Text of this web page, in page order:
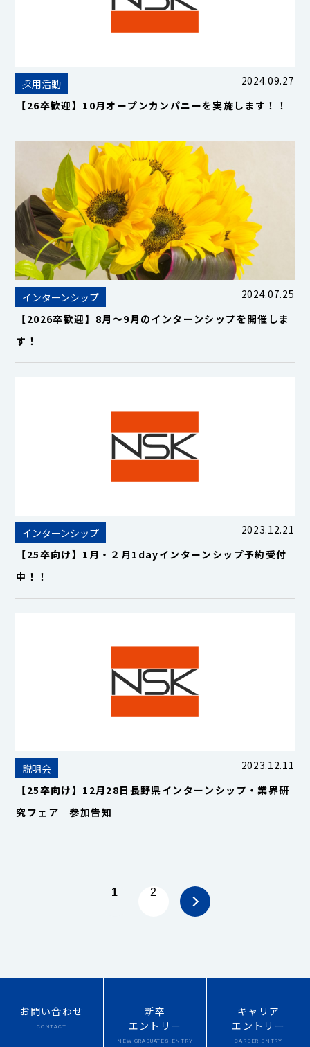
採用活動
2024.09.27
【26卒歓迎】10月オープンカンパニーを実施します！！
インターンシップ
2024.07.25
【2026卒歓迎】8月～9月のインターンシップを開催しま
す！
インターンシップ
2023.12.21
【25卒向け】1月・２月1dayインターンシップ予約受付
中！！
説明会
2023.12.11
【25卒向け】12月28日長野県インターンシップ・業界研
究フェア 参加告知
1 2
お問い合わせ
CONTACT
新卒
エントリー
NEW GRADUATES ENTRY
キャリア
エントリー
CAREER ENTRY